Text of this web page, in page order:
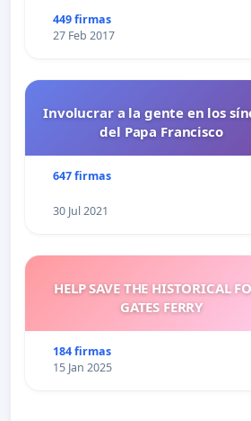
449 firmas
27 Feb 2017
Involucrar a la gente en los
del Papa Francisco
647 firmas
30 Jul 2021
HELP SAVE THE HISTORICAL
GATES FERRY
184 firmas
15 Jan 2025